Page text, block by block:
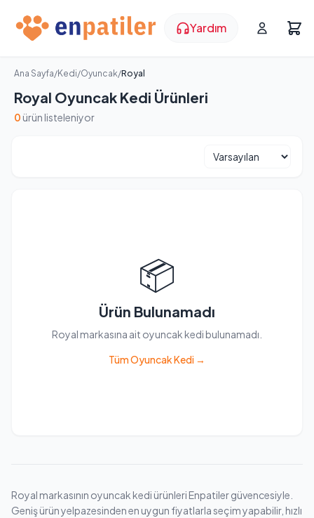
Yardım
Ana Sayfa/Kedi/Oyuncak/Royal
Royal Oyuncak Kedi Ürünleri
0 ürün listeleniyor
📦
Ürün Bulunamadı
Royal markasına ait oyuncak kedi bulunamadı.
Tüm Oyuncak Kedi →
Royal markasının oyuncak kedi ürünleri Enpatiler güvencesiyle.
Geniş ürün yelpazesinden en uygun fiyatlarla seçim yapabilir, hızlı